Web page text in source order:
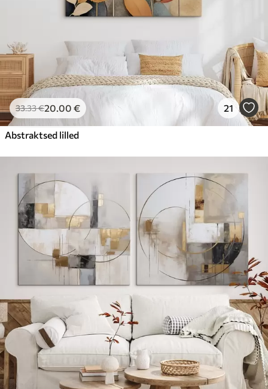
33.33€20.00 € 21
Abstraktsed lilled